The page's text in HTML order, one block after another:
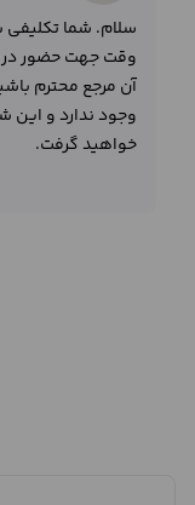
سلام. شما تکلیفی
وقت جهت حضور در
آن مرجع محترم
وجود ندارد و
خواهید گرفت.